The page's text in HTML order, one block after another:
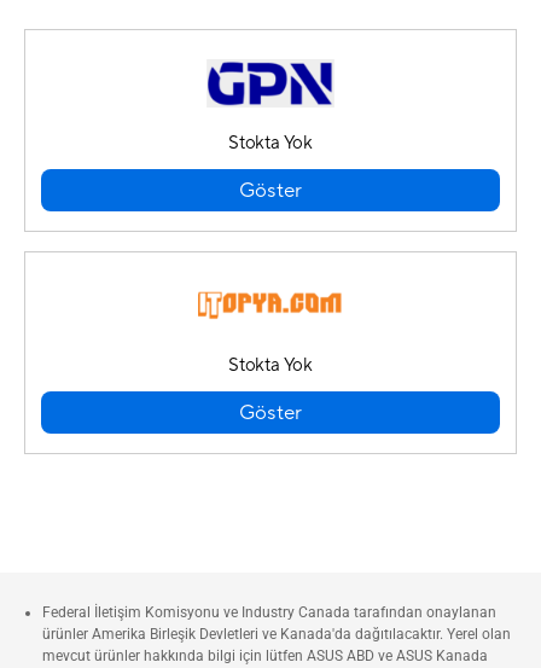
Stokta Yok
Göster
Stokta Yok
Göster
Federal İletişim Komisyonu ve Industry Canada tarafından onaylanan
ürünler Amerika Birleşik Devletleri ve Kanada'da dağıtılacaktır. Yerel olan
mevcut ürünler hakkında bilgi için lütfen ASUS ABD ve ASUS Kanada